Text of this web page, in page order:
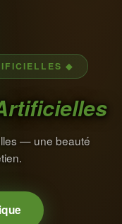
◆
— une beauté